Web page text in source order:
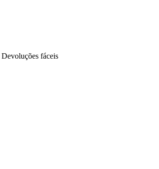
Devoluções fáceis